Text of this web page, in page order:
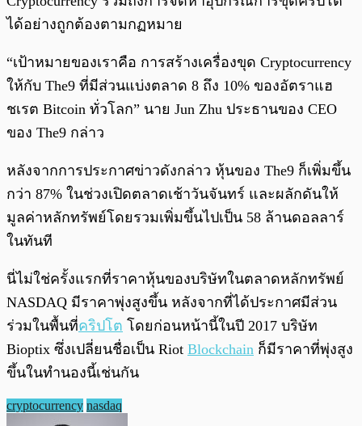
ได้อย่างถูกต้องตามกฏหมาย
“เป้าหมายของเราคือ การสร้างเครื่องขุด Cryptocurrency
ให้กับ The9 ที่มีส่วนแบ่งตลาด 8 ถึง 10% ของอัตราแฮ
ชเรต Bitcoin ทั่วโลก” นาย Jun Zhu ประธานของ CEO
ของ The9 กล่าว
หลังจากการประกาศข่าวดังกล่าว หุ้นของ The9 ก็เพิ่มขึ้น
กว่า 87% ในช่วงเปิดตลาดเช้าวันจันทร์ และผลักดันให้
มูลค่าหลักทรัพย์โดยรวมเพิ่มขึ้นไปเป็น 58 ล้านดอลลาร์
ในทันที
นี่ไม่ใช่ครั้งแรกที่ราคาหุ้นของบริษัทในตลาดหลักทรัพย์
NASDAQ มีราคาพุ่งสูงขึ้น หลังจากที่ได้ประกาศมีส่วน
ร่วมในพื้นที่คริปโต โดยก่อนหน้านี้ในปี 2017 บริษัท
Bioptix ซึ่งเปลี่ยนชื่อเป็น Riot Blockchain ก็มีราคาที่พุ่งสูง
ขึ้นในทำนองนี้เช่นกัน
cryptocurrency nasdaq